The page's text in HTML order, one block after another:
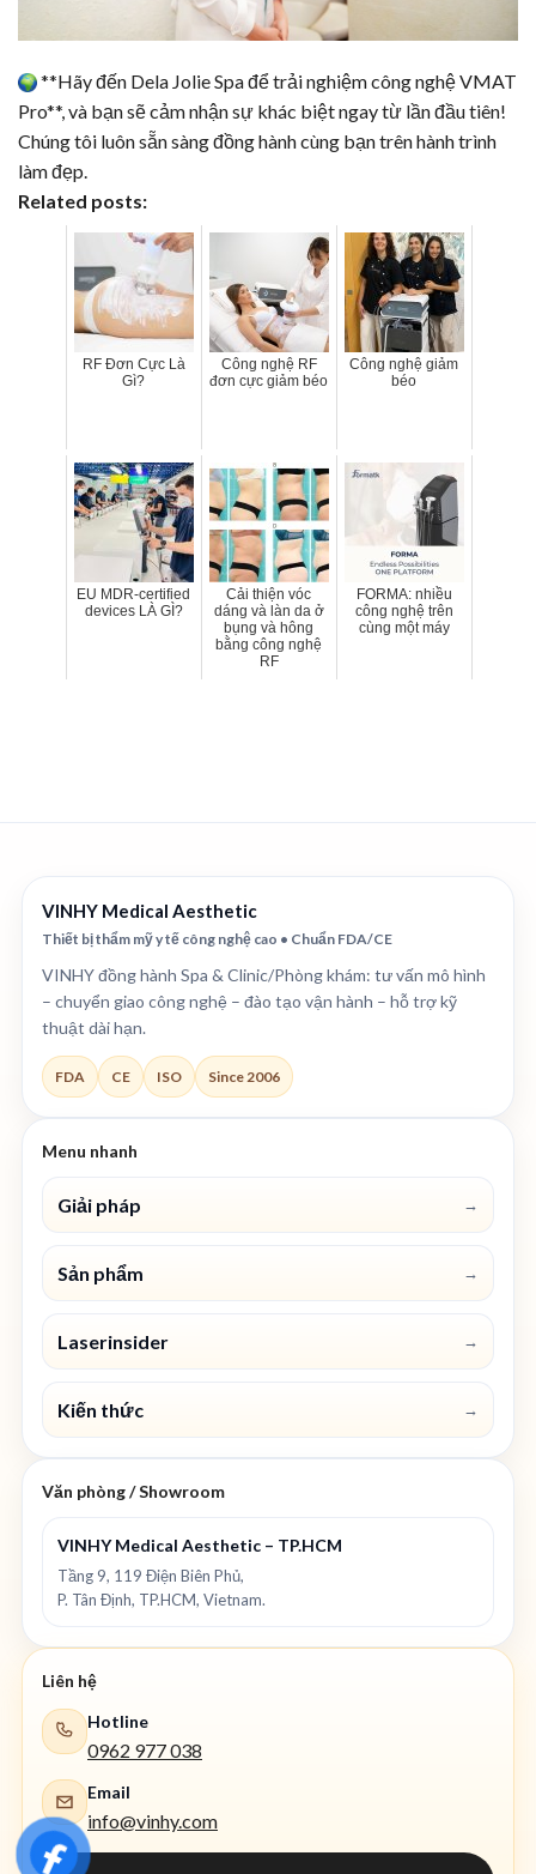
**Hãy đến Dela Jolie Spađể trải nghiệm công nghệVMAT
Pro**, và bạn sẽ cảm nhận sự khác biệt ngay từ lần đầu tiên!
Chúng tôi luôn sẵn sàng đồng hành cùng bạn trên hành trình
làm đẹp.
Related posts:
RF Đơn Cực Là
Gì?
Công nghệ RF
đơn cực giảm béo
Công nghệ giảm
béo
EU MDR-certified
devices LÀ GÌ?
Cải thiện vóc
dáng và làn da ở
bụng và hông
bằng công nghệ
RF
FORMA: nhiều
công nghệ trên
cùng một máy
VINHY Medical Aesthetic
Thiết bị thẩm mỹ y tế công nghệ cao • Chuẩn FDA/CE
VINHY đồng hành Spa & Clinic/Phòng khám: tư vấn mô hình
– chuyển giao công nghệ – đào tạo vận hành – hỗ trợ kỹ
thuật dài hạn.
FDA CE ISO Since 2006
Menu nhanh
Giải pháp →
Sản phẩm →
Laserinsider →
Kiến thức →
Văn phòng / Showroom
VINHY Medical Aesthetic – TP.HCM
Tầng 9, 119 Điện Biên Phủ,
P. Tân Định, TP.HCM, Vietnam.
Liên hệ
Hotline
0962 977 038
Email
info@vinhy.com